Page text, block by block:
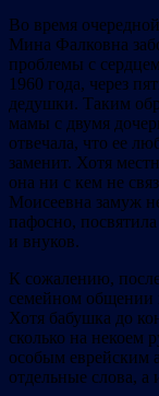
Во время
Мина Фалковна
проблемы с
1960 года, через
дедушки. Таким
мамы с двумя
отвечала, что ее
заменит. Хотя
она ни с кем не
Моисеевна замуж
пафосно,
и внуков.
К сожалению,
семейном общении
Хотя бабушка до
сколько на некоем
особым еврейским
отдельные слова,